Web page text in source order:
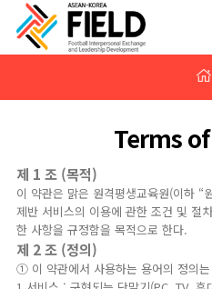
Terms
제 1 조 (목적)
이 약관은 맑은 원격평생교육원(이하 “
제반 서비스의 이용에 관한 조건 및 절
한 사항을 규정함을 목적으로 한다.
제 2 조 (정의)
① 이 약관에서 사용하는 용어의 정의